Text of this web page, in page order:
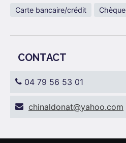
Carte bancaire/crédit Chèque
CONTACT
04 79 56 53 01
moc.oohay@tanodlanihc